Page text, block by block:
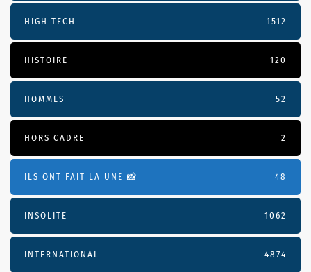
HIGH TECH 1512
HISTOIRE 120
HOMMES 52
HORS CADRE 2
ILS ONT FAIT LA UNE 📸 48
INSOLITE 1062
INTERNATIONAL 4874